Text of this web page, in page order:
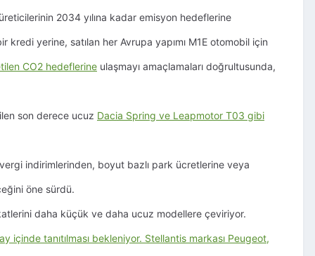
2034 yılına kadar emisyon hedeflerine
kredi yerine, satılan her Avrupa yapımı M1E otomobil için
CO2 hedeflerine ulaşmayı amaçlamaları doğrultusunda,
son derece ucuz Dacia Spring ve Leapmotor T03 gibi
indirimlerinden, boyut bazlı park ücretlerine veya
öne sürdü.
daha küçük ve daha ucuz modellere çeviriyor.
tanıtılması bekleniyor. Stellantis markası Peugeot,